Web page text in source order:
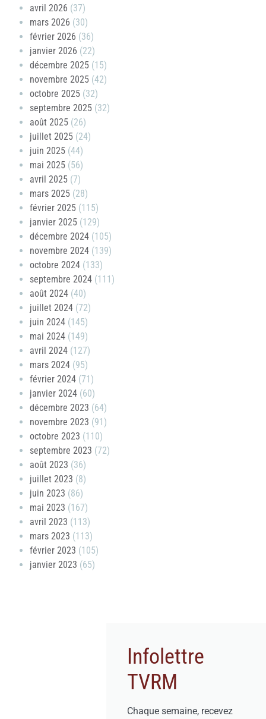
avril 2026 (37)
mars 2026 (30)
février 2026 (36)
janvier 2026 (22)
décembre 2025 (15)
novembre 2025 (42)
octobre 2025 (32)
septembre 2025 (32)
août 2025 (26)
juillet 2025 (24)
juin 2025 (44)
mai 2025 (56)
avril 2025 (7)
mars 2025 (28)
février 2025 (115)
janvier 2025 (129)
décembre 2024 (105)
novembre 2024 (139)
octobre 2024 (133)
septembre 2024 (111)
août 2024 (40)
juillet 2024 (72)
juin 2024 (145)
mai 2024 (149)
avril 2024 (127)
mars 2024 (95)
février 2024 (71)
janvier 2024 (60)
décembre 2023 (64)
novembre 2023 (91)
octobre 2023 (110)
septembre 2023 (72)
août 2023 (36)
juillet 2023 (8)
juin 2023 (86)
mai 2023 (167)
avril 2023 (113)
mars 2023 (113)
février 2023 (105)
janvier 2023 (65)
Infolettre
TVRM
Chaque semaine, recevez